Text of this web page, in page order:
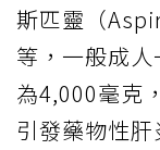
斯匹靈（
等，一般成
為4,000毫克
引發藥物性